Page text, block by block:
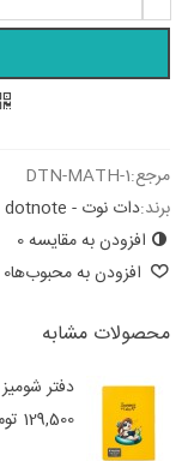
مرجع:DTN-MATH-1
برند:دات نوت - dotnote
افزودن به مقایسه0
افزودن به محبوب‌ها0
محصولات مشابه
دفتر شومیز 60 برگ وزیری مازلاین - کد 6031022
129,500 تومان